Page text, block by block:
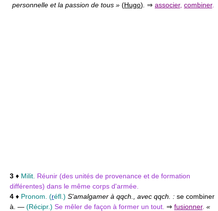
personnelle et la passion de tous » (Hugo) ⇒ associer, combiner.
3 ♦ Milit. Réunir (des unités de provenance et de formation
différentes) dans le même corps d'armée.
4 ♦ Pronom. (réfl.) S'amalgamer à qqch., avec qqch. : se combiner
à. — (Récipr.) Se mêler de façon à former un tout. ⇒ fusionner. «